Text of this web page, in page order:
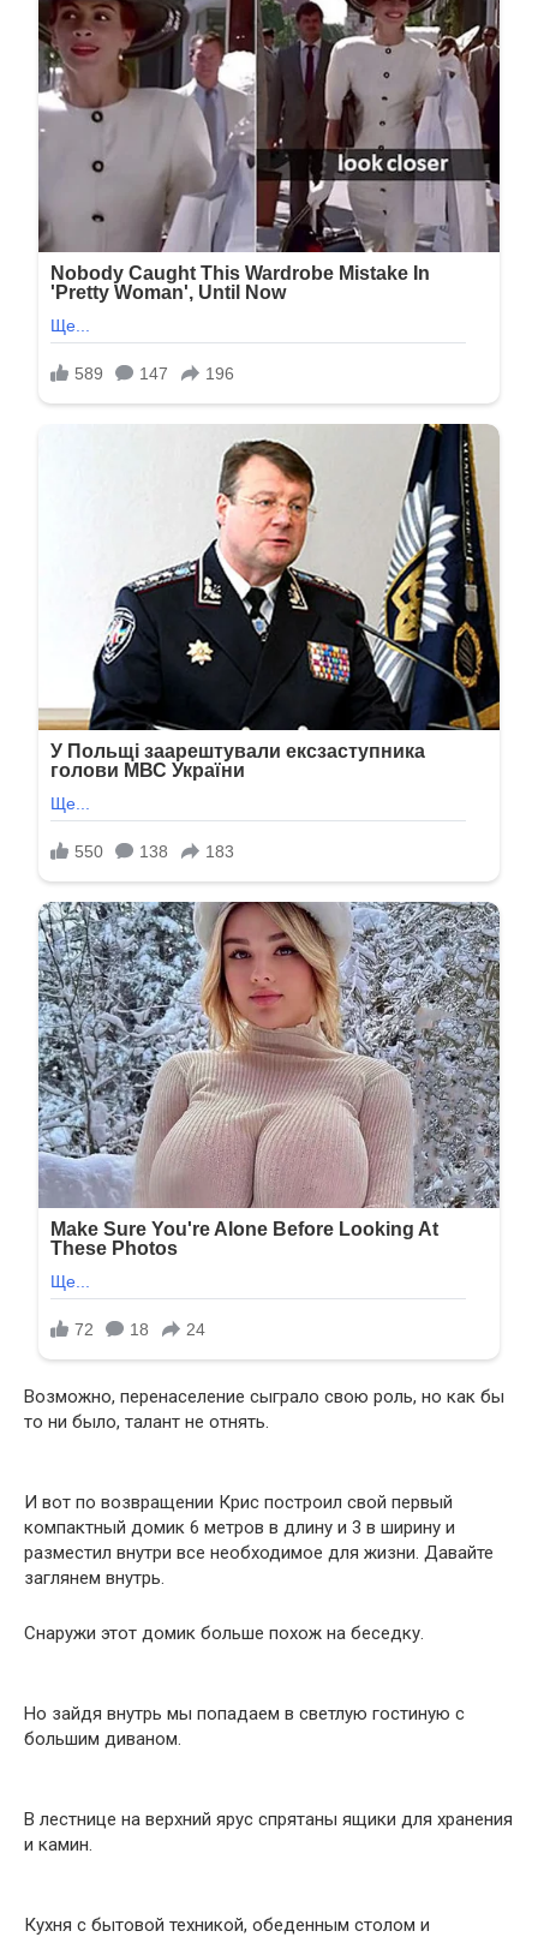
Возможно, перенаселение сыграло свою роль, но как бы
то ни было, талант не отнять.
И вот по возвращении Крис построил свой первый
компактный домик 6 метров в длину и 3 в ширину и
разместил внутри все необходимое для жизни. Давайте
заглянем внутрь.
Снаружи этот домик больше похож на беседку.
Но зайдя внутрь мы попадаем в светлую гостиную с
большим диваном.
В лестнице на верхний ярус спрятаны ящики для хранения
и камин.
Кухня с бытовой техникой, обеденным столом и